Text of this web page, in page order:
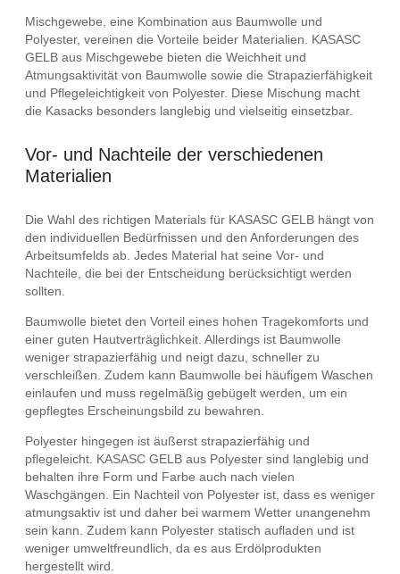
Mischgewebe, eine Kombination aus Baumwolle und
Polyester, vereinen die Vorteile beider Materialien. KASASC
GELB aus Mischgewebe bieten die Weichheit und
Atmungsaktivität von Baumwolle sowie die Strapazierfähigkeit
und Pflegeleichtigkeit von Polyester. Diese Mischung macht
die Kasacks besonders langlebig und vielseitig einsetzbar.
Vor- und Nachteile der verschiedenen
Materialien
Die Wahl des richtigen Materials für KASASC GELB hängt von
den individuellen Bedürfnissen und den Anforderungen des
Arbeitsumfelds ab. Jedes Material hat seine Vor- und
Nachteile, die bei der Entscheidung berücksichtigt werden
sollten.
Baumwolle bietet den Vorteil eines hohen Tragekomforts und
einer guten Hautverträglichkeit. Allerdings ist Baumwolle
weniger strapazierfähig und neigt dazu, schneller zu
verschleißen. Zudem kann Baumwolle bei häufigem Waschen
einlaufen und muss regelmäßig gebügelt werden, um ein
gepflegtes Erscheinungsbild zu bewahren.
Polyester hingegen ist äußerst strapazierfähig und
pflegeleicht. KASASC GELB aus Polyester sind langlebig und
behalten ihre Form und Farbe auch nach vielen
Waschgängen. Ein Nachteil von Polyester ist, dass es weniger
atmungsaktiv ist und daher bei warmem Wetter unangenehm
sein kann. Zudem kann Polyester statisch aufladen und ist
weniger umweltfreundlich, da es aus Erdölprodukten
hergestellt wird.